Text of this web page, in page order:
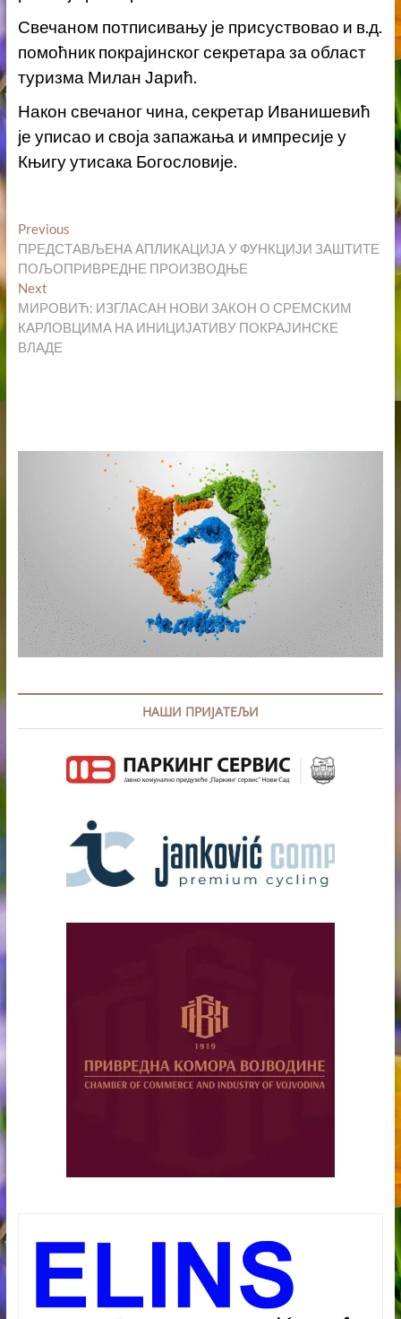
Свечаном потписивању је присуствовао и в.д.
помоћник покрајинског секретара за област
туризма Милан Јарић.
Након свечаног чина, секретар Иванишевић
је уписао и своја запажања и импресије у
Књигу утисака Богословије.
Кретање
чланка
PreviousPrevious
post:
ПРЕДСТАВЉЕНА АПЛИКАЦИЈА У ФУНКЦИЈИ ЗАШТИТЕ
ПОЉОПРИВРЕДНЕ ПРОИЗВОДЊЕ
NextNext
post:
МИРОВИЋ: ИЗГЛАСАН НОВИ ЗАКОН О СРЕМСКИМ
КАРЛОВЦИМА НА ИНИЦИЈАТИВУ ПОКРАЈИНСКЕ
ВЛАДЕ
НАШИ ПРИЈАТЕЉИ